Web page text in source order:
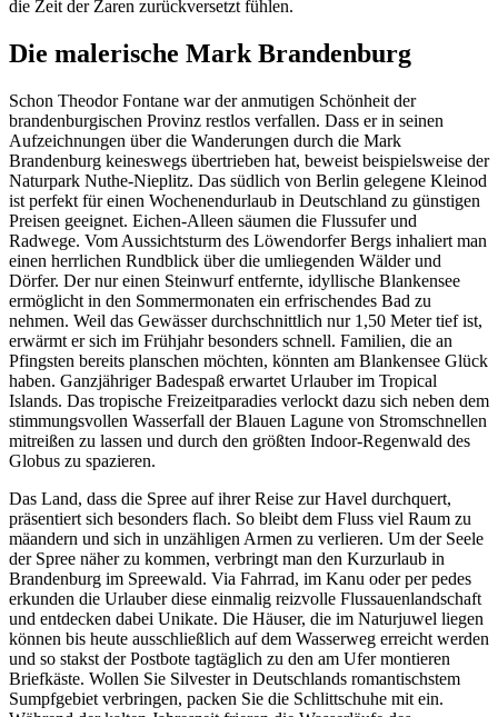
die Zeit der Zaren zurückversetzt fühlen.
Die malerische Mark Brandenburg
Schon Theodor Fontane war der anmutigen Schönheit der
brandenburgischen Provinz restlos verfallen. Dass er in seinen
Aufzeichnungen über die Wanderungen durch die Mark
Brandenburg keineswegs übertrieben hat, beweist beispielsweise der
Naturpark Nuthe-Nieplitz. Das südlich von Berlin gelegene Kleinod
ist perfekt für einen Wochenendurlaub in Deutschland zu günstigen
Preisen geeignet. Eichen-Alleen säumen die Flussufer und
Radwege. Vom Aussichtsturm des Löwendorfer Bergs inhaliert man
einen herrlichen Rundblick über die umliegenden Wälder und
Dörfer. Der nur einen Steinwurf entfernte, idyllische Blankensee
ermöglicht in den Sommermonaten ein erfrischendes Bad zu
nehmen. Weil das Gewässer durchschnittlich nur 1,50 Meter tief ist,
erwärmt er sich im Frühjahr besonders schnell. Familien, die an
Pfingsten bereits planschen möchten, könnten am Blankensee Glück
haben. Ganzjähriger Badespaß erwartet Urlauber im Tropical
Islands. Das tropische Freizeitparadies verlockt dazu sich neben dem
stimmungsvollen Wasserfall der Blauen Lagune von Stromschnellen
mitreißen zu lassen und durch den größten Indoor-Regenwald des
Globus zu spazieren.
Das Land, dass die Spree auf ihrer Reise zur Havel durchquert,
präsentiert sich besonders flach. So bleibt dem Fluss viel Raum zu
mäandern und sich in unzähligen Armen zu verlieren. Um der Seele
der Spree näher zu kommen, verbringt man den Kurzurlaub in
Brandenburg im Spreewald. Via Fahrrad, im Kanu oder per pedes
erkunden die Urlauber diese einmalig reizvolle Flussauenlandschaft
und entdecken dabei Unikate. Die Häuser, die im Naturjuwel liegen
können bis heute ausschließlich auf dem Wasserweg erreicht werden
und so stakst der Postbote tagtäglich zu den am Ufer montieren
Briefkäste. Wollen Sie Silvester in Deutschlands romantischstem
Sumpfgebiet verbringen, packen Sie die Schlittschuhe mit ein.